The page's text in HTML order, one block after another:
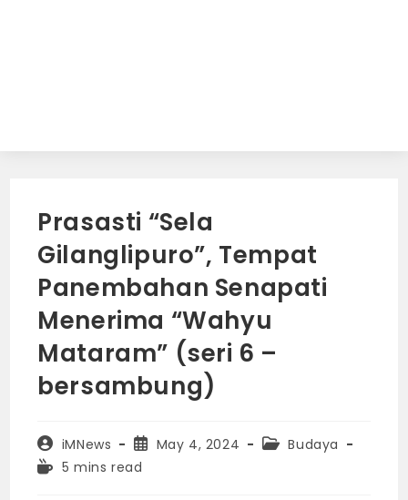
Prasasti “Sela
Gilanglipuro”, Tempat
Panembahan Senapati
Menerima “Wahyu
Mataram” (seri 6 –
bersambung)
Post
author:
iMNews
Post
published:
May 4, 2024
PostBudaya
Reading
5 mins read